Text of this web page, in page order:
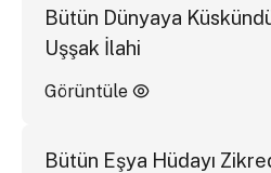
Bütün Dünyaya
Uşşak İlahi
Görüntüle
Bütün Eşya Hüdayı